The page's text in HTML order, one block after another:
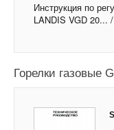
Инструкция по
LANDIS VGD 20...
Горелки газовые